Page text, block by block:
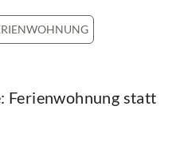
Ferienwohnung statt